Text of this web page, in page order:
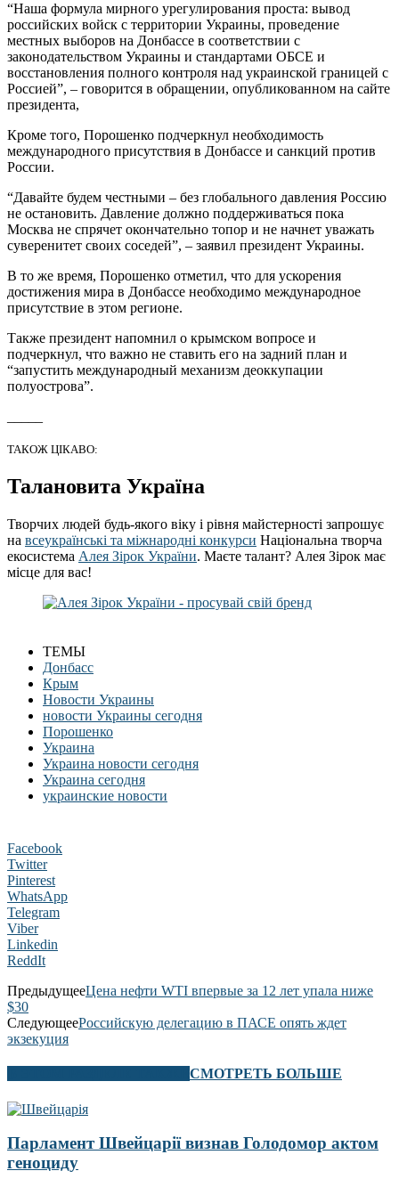
“Наша формула мирного урегулирования проста: вывод
российских войск с территории Украины, проведение
местных выборов на Донбассе в соответствии с
законодательством Украины и стандартами ОБСЕ и
восстановления полного контроля над украинской границей с
Россией”, – говорится в обращении, опубликованном на сайте
президента,
Кроме того, Порошенко подчеркнул необходимость
международного присутствия в Донбассе и санкций против
России.
“Давайте будем честными – без глобального давления Россию
не остановить. Давление должно поддерживаться пока
Москва не спрячет окончательно топор и не начнет уважать
суверенитет своих соседей”, – заявил президент Украины.
В то же время, Порошенко отметил, что для ускорения
достижения мира в Донбассе необходимо международное
присутствие в этом регионе.
Также президент напомнил о крымском вопросе и
подчеркнул, что важно не ставить его на задний план и
“запустить международный механизм деоккупации
полуострова”.
ТАКОЖ ЦІКАВО:
Талановита Україна
Творчих людей будь-якого віку і рівня майстерності запрошує
на всеукраїнські та міжнародні конкурси Національна творча
екосистема Алея Зірок України. Маєте талант? Алея Зірок має
місце для вас!
ТЕМЫ
Донбасс
Крым
Новости Украины
новости Украины сегодня
Порошенко
Украина
Украина новости сегодня
Украина сегодня
украинские новости
Facebook
Twitter
Pinterest
WhatsApp
Telegram
Viber
Linkedin
ReddIt
ПредыдущееЦена нефти WTI впервые за 12 лет упала ниже
$30
СледующееРоссийскую делегацию в ПАСЕ опять ждет
экзекуция
СМОТРЕТЬ БОЛЬШЕ
Парламент Швейцарії визнав Голодомор актом
геноциду